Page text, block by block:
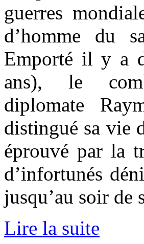
guerres
d’homme du
Emporté il y a
ans), le
diplomate
distingué sa vie
éprouvé par la
d’infortunés
jusqu’au soir de
Lire la suite